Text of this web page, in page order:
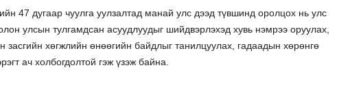
47 дугаар чуулга уулзалтад манай улс дээд түвшинд оролцох нь улс
улсын тулгамдсан асуудлуудыг шийдвэрлэхэд хувь нэмрээ оруулах,
засгийн хөгжлийн өнөөгийн байдлыг танилцуулах, гадаадын хөрөнгө
ач холбогдолтой гэж үзэж байна.